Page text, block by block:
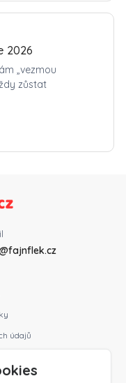
2026
„vezmou
zůstat
údajů